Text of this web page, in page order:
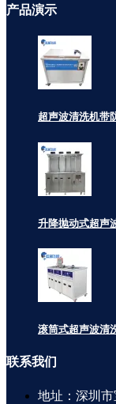
产品演示
超声波清洗机带
升降抛动式超声
滚筒式超声波清
联系我们
地址：深圳